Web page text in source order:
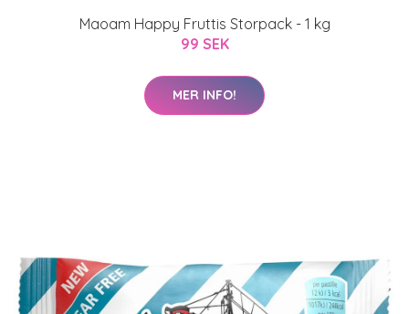
Maoam Happy Fruttis Storpack - 1 kg
99 SEK
MER INFO!